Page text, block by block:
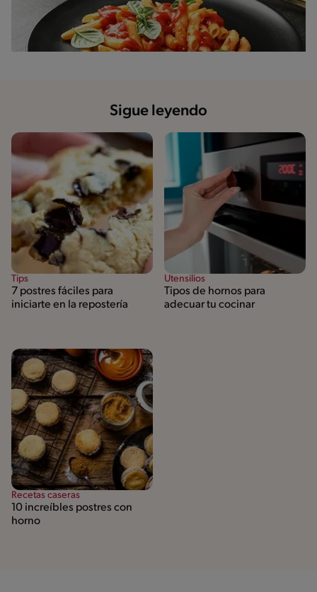
Sigue leyendo
Tips
7 postres fáciles para
iniciarte en la repostería
Utensilios
Tipos de hornos para
adecuar tu cocinar
Recetas caseras
10 increíbles postres con
horno